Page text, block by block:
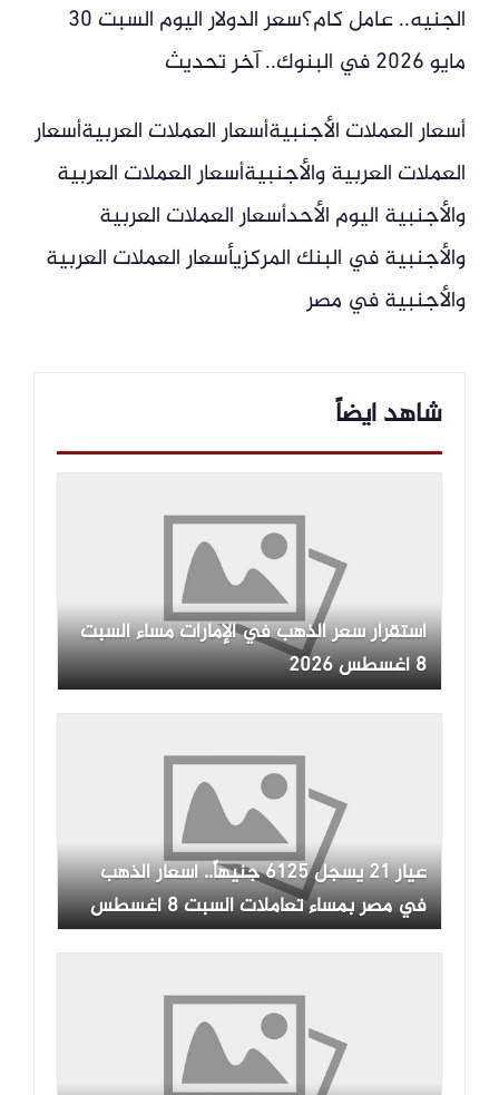
الجنيه.. عامل كام؟سعر الدولار اليوم السبت 30
مايو 2026 في البنوك.. آخر تحديث
أسعار العملات الأجنبيةأسعار العملات العربيةأسعار
العملات العربية والأجنبيةأسعار العملات العربية
والأجنبية اليوم الأحدأسعار العملات العربية
والأجنبية في البنك المركزيأسعار العملات العربية
والأجنبية في مصر
شاهد ايضاً
استقرار سعر الذهب في الإمارات مساء السبت
8 أغسطس 2026
عيار 21 يسجل 6125 جنيهاً.. أسعار الذهب
في مصر بمساء تعاملات السبت 8 أغسطس
2026